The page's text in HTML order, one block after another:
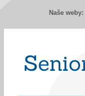
Naše weby: